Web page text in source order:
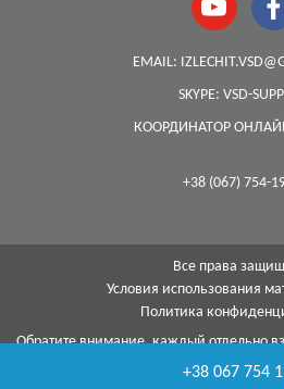
EMAIL:
SKYPE: VSD-
КООРДИНАТОР
+38 (067) 754-
Все права
Условия использования
Политика
Обратите внимание, каждый отдельно
помощью моей методики я смогу
+38 067 754